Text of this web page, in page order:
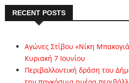
RECENT POSTS
Αγώνες Στίβου «Νίκη
Κυριακή 7 Ιουνίου
Περιβαλλοντική δράση του